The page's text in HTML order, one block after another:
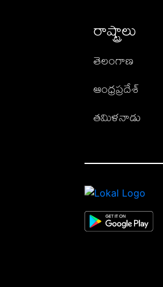
రాష్ట్రాలు
తెలంగాణ
ఆంధ్రప్రదేశ్
తమిళనాడు